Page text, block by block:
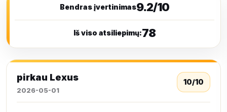
Bendras įvertinimas9.2/10
Iš viso atsiliepimų:78
pirkau Lexus
2026-05-01
10/10